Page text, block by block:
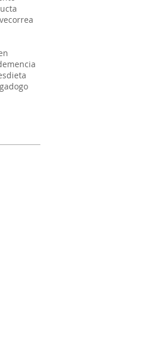
correa
dieta
dogo